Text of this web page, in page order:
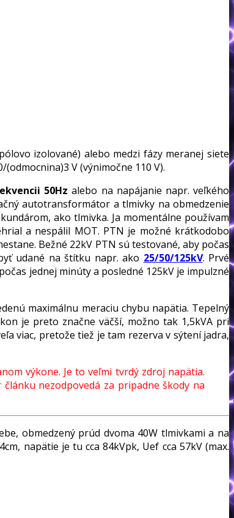
izolované) alebo medzi fázy meranej siete
V (výnimočne 110 V).
50Hz alebo na napájanie napr. veľkého
autotransformátor a tlmivky na obmedzenie
ako tlmivka. Ja momentálne používam
a nespálil MOT. PTN je možné krátkodobo
Bežné 22kV PTN sú testované, aby počas
udané na štítku napr. ako 25/50/125kV. Prvé
jednej minúty a posledné 125kV je impulzné
maximálnu meraciu chybu napätia. Tepelný
je preto značne väčší, možno tak 1,5kVA pri
viac, pretože tiež je tam rezerva v sýtení jadra,
výkone. Je to veľmi tvrdý zdroj napätia.
nezodpovedá za pripadne škody na
obmedzený prúd dvoma 40W tlmivkami a na
napätie je tu cca 84kVpk, Uef cca 57kV (max.